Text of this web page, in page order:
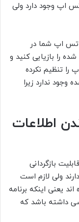
اپ وجود دارد ولی
اپ شما در
را بازیایی کنید و
را تنظیم نکرده
وجود ندارد زیرا
اطلاعات
بازگردانی
ولی لازم است
یعنی اینکه برنامه
داشته باشد که